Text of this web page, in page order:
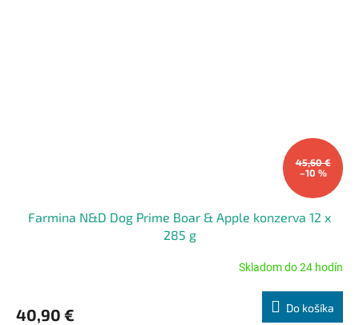
45,60 €
–10 %
Farmina N&D Dog Prime Boar & Apple konzerva 12 x
285 g
je
Skladom do 24 hodín
40,90 € Do košíka